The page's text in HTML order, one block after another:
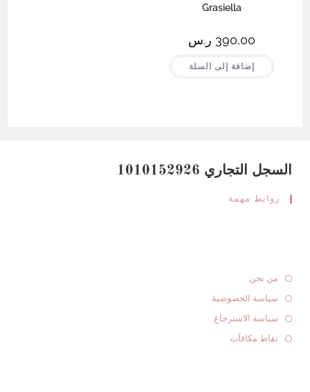
Grasiella
390,00 ر.س
إضافة إلى السلة
السجل التجاري 1010152926
روابط مهمة
من نحن
سياسة الخصوصية
سياسة الاسترجاع
نقاط مكافآت